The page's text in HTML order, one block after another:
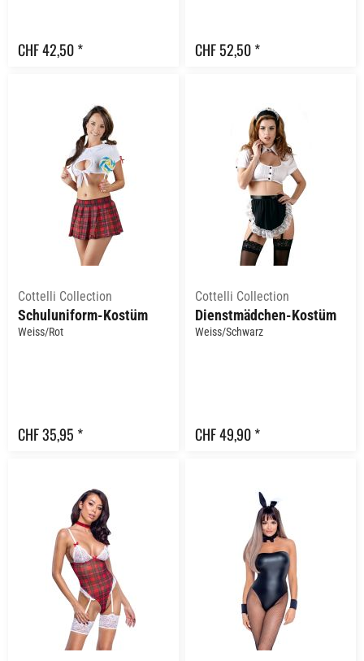
CHF 42,50 * CHF 52,50 *
Cottelli Collection
Schuluniform-Kostüm
Weiss/Rot
CHF 35,95 *
Cottelli Collection
Dienstmädchen-Kostüm
Weiss/Schwarz
CHF 49,90 *